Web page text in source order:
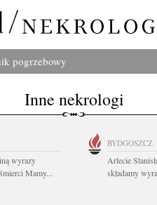
pogrzebowy
Inne nekrologi
wyrazy
Mamy...
BYDGOSZCZ
Arlecie
składamy